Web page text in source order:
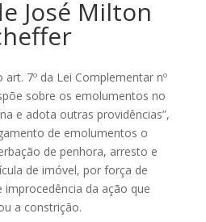
José Milton
art. 7º da Lei Complementar nº
sobre os emolumentos no
e adota outras providências”,
de emolumentos o
de penhora, arresto e
de imóvel, por força de
improcedência da ação que
a constrição.